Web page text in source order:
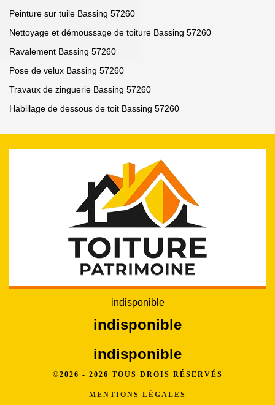
Peinture sur tuile Bassing 57260
Nettoyage et démoussage de toiture Bassing 57260
Ravalement Bassing 57260
Pose de velux Bassing 57260
Travaux de zinguerie Bassing 57260
Habillage de dessous de toit Bassing 57260
indisponible
indisponible
indisponible
©2026 - 2026 TOUS DROIS RÉSERVÉS
MENTIONS LÉGALES